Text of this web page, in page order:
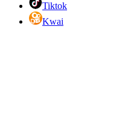
Tiktok
Kwai